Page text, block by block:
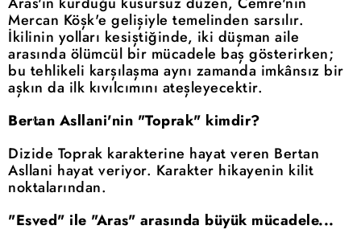
Mercan Köşk'e gelişiyle temelinden sarsılır.
İkilinin yolları kesiştiğinde, iki düşman aile
arasında ölümcül bir mücadele baş gösterirken;
bu tehlikeli karşılaşma aynı zamanda imkânsız bir
aşkın da ilk kıvılcımını ateşleyecektir.
Bertan Asllani'nin "Toprak" kimdir?
Dizide Toprak karakterine hayat veren Bertan
Asllani hayat veriyor. Karakter hikayenin kilit
noktalarından.
"Esved" ile "Aras" arasında büyük mücadele...